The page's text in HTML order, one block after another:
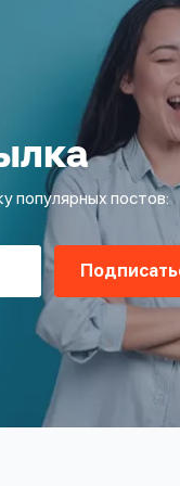
популярных постов: